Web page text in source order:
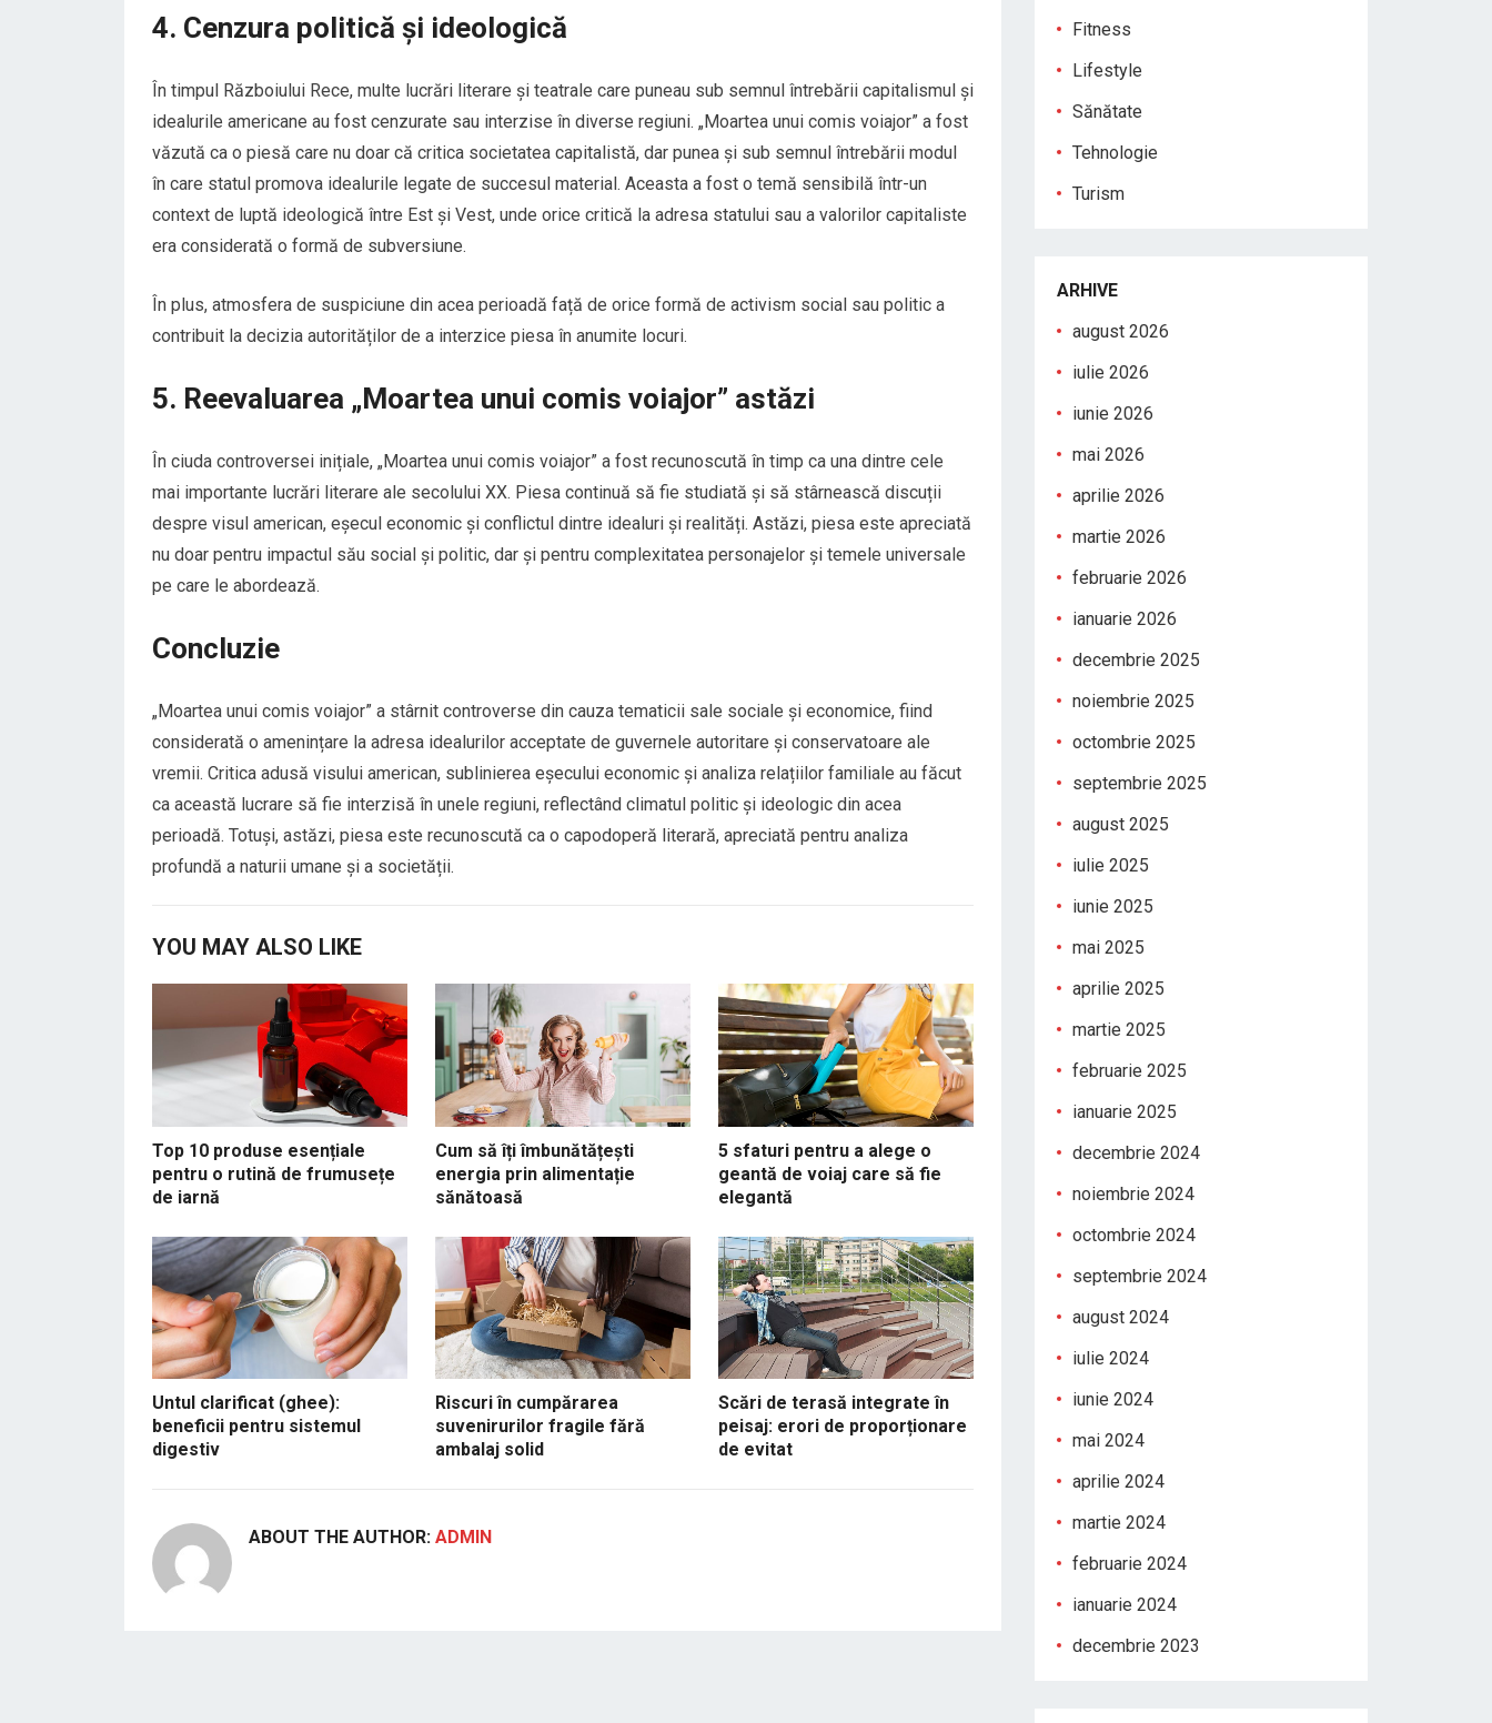
4. Cenzura politică și ideologică
În timpul Războiului Rece, multe lucrări literare și teatrale care puneau sub semnul întrebării capitalismul și
idealurile americane au fost cenzurate sau interzise în diverse regiuni. „Moartea unui comis voiajor” a fost
văzută ca o piesă care nu doar că critica societatea capitalistă, dar punea și sub semnul întrebării modul
în care statul promova idealurile legate de succesul material. Aceasta a fost o temă sensibilă într-un
context de luptă ideologică între Est și Vest, unde orice critică la adresa statului sau a valorilor capitaliste
era considerată o formă de subversiune.
În plus, atmosfera de suspiciune din acea perioadă față de orice formă de activism social sau politic a
contribuit la decizia autorităților de a interzice piesa în anumite locuri.
5. Reevaluarea „Moartea unui comis voiajor” astăzi
În ciuda controversei inițiale, „Moartea unui comis voiajor” a fost recunoscută în timp ca una dintre cele
mai importante lucrări literare ale secolului XX. Piesa continuă să fie studiată și să stârnească discuții
despre visul american, eșecul economic și conflictul dintre idealuri și realități. Astăzi, piesa este apreciată
nu doar pentru impactul său social și politic, dar și pentru complexitatea personajelor și temele universale
pe care le abordează.
Concluzie
„Moartea unui comis voiajor” a stârnit controverse din cauza tematicii sale sociale și economice, fiind
considerată o amenințare la adresa idealurilor acceptate de guvernele autoritare și conservatoare ale
vremii. Critica adusă visului american, sublinierea eșecului economic și analiza relațiilor familiale au făcut
ca această lucrare să fie interzisă în unele regiuni, reflectând climatul politic și ideologic din acea
perioadă. Totuși, astăzi, piesa este recunoscută ca o capodoperă literară, apreciată pentru analiza
profundă a naturii umane și a societății.
YOU MAY ALSO LIKE
Top 10 produse esențiale
pentru o rutină de frumusețe
de iarnă
Cum să îți îmbunătățești
energia prin alimentație
sănătoasă
5 sfaturi pentru a alege o
geantă de voiaj care să fie
elegantă
Untul clarificat (ghee):
beneficii pentru sistemul
digestiv
Riscuri în cumpărarea
suvenirurilor fragile fără
ambalaj solid
Scări de terasă integrate în
peisaj: erori de proporționare
de evitat
ABOUT THE AUTHOR: ADMIN
Fitness
Lifestyle
Sănătate
Tehnologie
Turism
ARHIVE
august 2026
iulie 2026
iunie 2026
mai 2026
aprilie 2026
martie 2026
februarie 2026
ianuarie 2026
decembrie 2025
noiembrie 2025
octombrie 2025
septembrie 2025
august 2025
iulie 2025
iunie 2025
mai 2025
aprilie 2025
martie 2025
februarie 2025
ianuarie 2025
decembrie 2024
noiembrie 2024
octombrie 2024
septembrie 2024
august 2024
iulie 2024
iunie 2024
mai 2024
aprilie 2024
martie 2024
februarie 2024
ianuarie 2024
decembrie 2023